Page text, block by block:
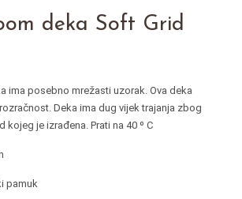
deka Soft Grid
ima posebno mrežasti uzorak. Ova deka
Deka ima dug vijek trajanja zbog
je izrađena. Prati na 40 º C
pamuk